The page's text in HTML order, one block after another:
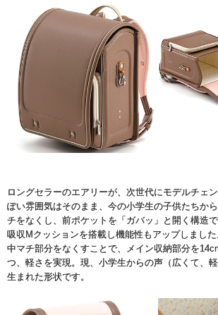
ロングセラーのエアリーが、次世代にモデルチェ
ぽい雰囲気はそのまま、今の小学生の子供たちか
チをなくし、前ポケットを「ガバッ」と開く構造
吸収Mクッションを搭載し機能性もアップしました
中マチ部分をなくすことで、メイン収納部分を
つ、軽さを実現。現、小学生からの声（広くて、
生まれた形状です。